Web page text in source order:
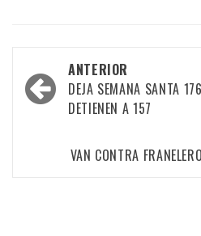
Navegación
por
entradas
ANTERIOR
DEJA SEMANA SANTA
DETIENEN A 157
VAN CONTRA